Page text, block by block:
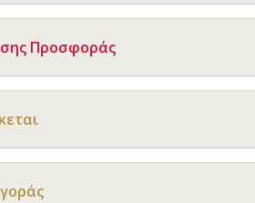
Προσφοράς